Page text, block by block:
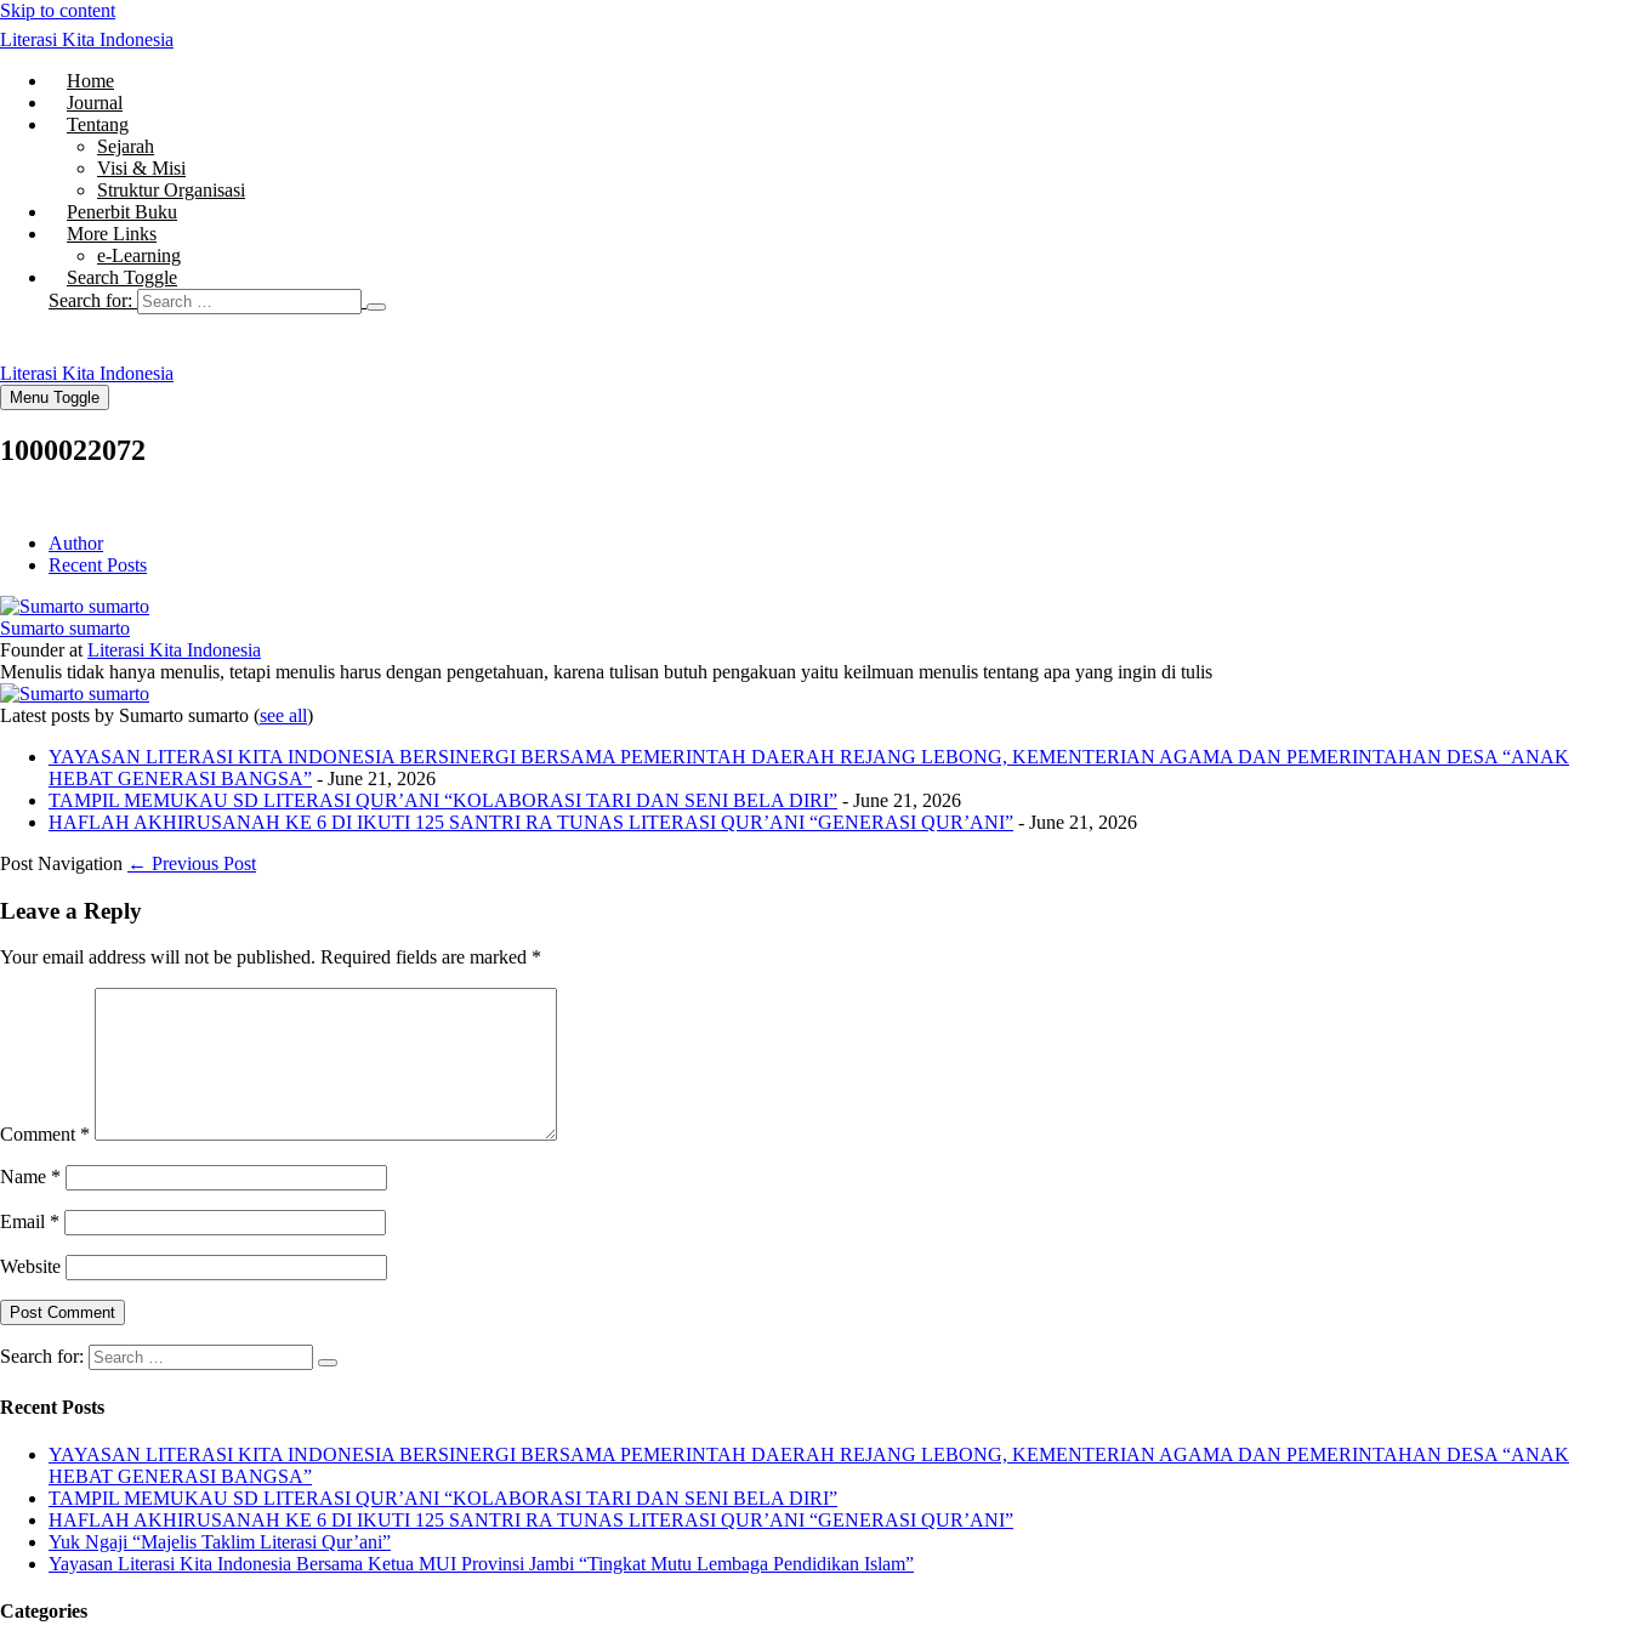
Skip to content
Literasi Kita Indonesia
Home
Journal
Tentang
Sejarah
Visi & Misi
Struktur Organisasi
Penerbit Buku
More Links
e-Learning
Search Toggle
Search for:
Literasi Kita Indonesia
Menu Toggle
1000022072
Author
Recent Posts
Sumarto sumarto
Founderat Literasi Kita Indonesia
Menulis tidak hanya menulis, tetapi menulis harus dengan pengetahuan, karena tulisan butuh pengakuan yaitu keilmuan menulis tentang apa yang ingin di tulis
Latest posts by Sumarto sumarto (see all)
YAYASAN LITERASI KITA INDONESIA BERSINERGI BERSAMA PEMERINTAH DAERAH REJANG LEBONG, KEMENTERIAN AGAMA DAN PEMERINTAHAN DESA “ANAK
HEBAT GENERASI BANGSA” - June 21, 2026
TAMPIL MEMUKAU SD LITERASI QUR’ANI “KOLABORASI TARI DAN SENI BELA DIRI” - June 21, 2026
HAFLAH AKHIRUSANAH KE 6 DI IKUTI 125 SANTRI RA TUNAS LITERASI QUR’ANI “GENERASI QUR’ANI” - June 21, 2026
Post Navigation ← Previous Post
Leave a Reply
Your email address will not be published. Required fields are marked *
Comment *
Name *
Email *
Website
Search for:
Recent Posts
YAYASAN LITERASI KITA INDONESIA BERSINERGI BERSAMA PEMERINTAH DAERAH REJANG LEBONG, KEMENTERIAN AGAMA DAN PEMERINTAHAN DESA “ANAK
HEBAT GENERASI BANGSA”
TAMPIL MEMUKAU SD LITERASI QUR’ANI “KOLABORASI TARI DAN SENI BELA DIRI”
HAFLAH AKHIRUSANAH KE 6 DI IKUTI 125 SANTRI RA TUNAS LITERASI QUR’ANI “GENERASI QUR’ANI”
Yuk Ngaji “Majelis Taklim Literasi Qur’ani”
Yayasan Literasi Kita Indonesia Bersama Ketua MUI Provinsi Jambi “Tingkat Mutu Lembaga Pendidikan Islam”
Categories